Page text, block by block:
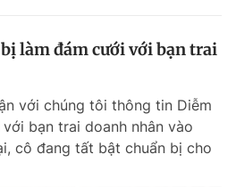
làm đám cưới với bạn trai
với chúng tôi thông tin Diễm
bạn trai doanh nhân vào
cô đang tất bật chuẩn bị cho